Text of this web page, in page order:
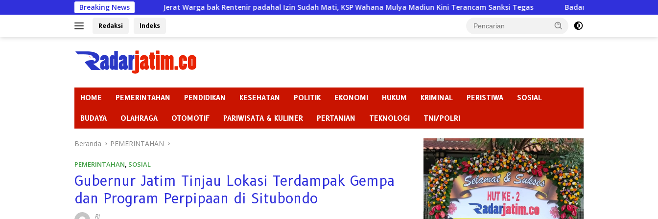
ke
Breaking News
Jerat Warga bak Rentenir padahal Izin Sudah Mati, KSP Wahana Mulya Madiun Kini Terancam Sanksi Tegas Badan Kehormatan atau Badan Pembiaran ?
Redaksi Indeks
HOME PEMERINTAHAN PENDIDIKAN KESEHATAN POLITIK EKONOMI HUKUM KRIMINAL PERISTIWA SOSIAL
BUDAYA OLAHRAGA OTOMOTIF PARIWISATA & KULINER PERTANIAN TEKNOLOGI TNI/POLRI
Beranda PEMERINTAHAN
PEMERINTAHAN, SOSIAL
Gubernur Jatim Tinjau Lokasi Terdampak Gempa
dan Program Perpipaan di Situbondo
Rj